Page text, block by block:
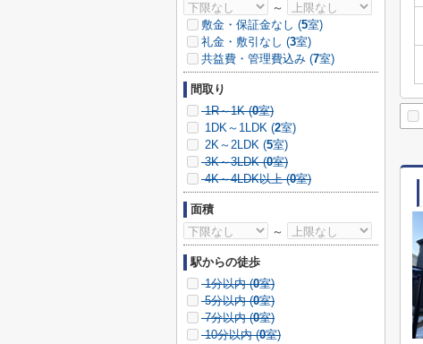
～
敷金・保証金なし (5室)
礼金・敷引なし (3室)
共益費・管理費込み (7室)
間取り
1R～1K (0室)
1DK～1LDK (2室)
2K～2LDK (5室)
3K～3LDK (0室)
4K～4LDK以上 (0室)
面積
～
駅からの徒歩
1分以内 (0室)
5分以内 (0室)
7分以内 (0室)
10分以内 (0室)